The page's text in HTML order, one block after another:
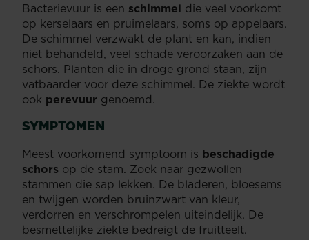
Bacterievuur is een schimmel die veel voorkomt
op kerselaars en pruimelaars, soms op appelaars.
De schimmel verzwakt de plant en kan, indien
niet behandeld, veel schade veroorzaken aan de
schors. Planten die in droge grond staan, zijn
vatbaarder voor deze schimmel. De ziekte wordt
ook perevuur genoemd.
SYMPTOMEN
Meest voorkomend symptoom is beschadigde
schors op de stam. Zoek naar gezwollen
stammen die sap lekken. De bladeren, bloesems
en twijgen worden bruinzwart van kleur,
verdorren en verschrompelen uiteindelijk. De
besmettelijke ziekte bedreigt de fruitteelt.